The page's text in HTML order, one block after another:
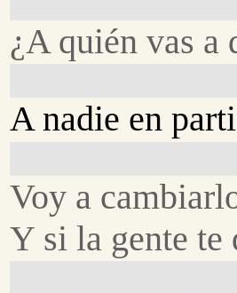
¿A quién vas a
A nadie en
Voy a
Y si la gente te